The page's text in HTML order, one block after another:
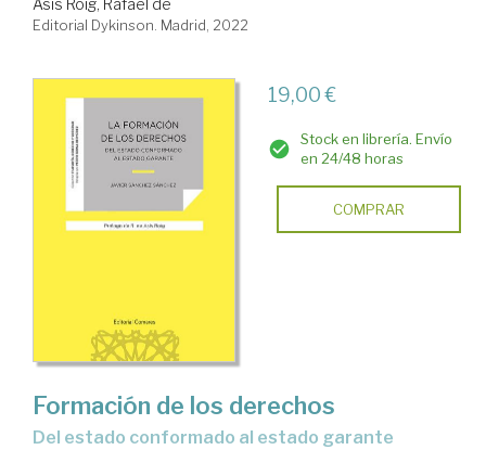
Editorial Dykinson. Madrid, 2022
19,00 €
Stock en librería. Envío
en 24/48 horas
COMPRAR
Formación de los derechos
del estado conformado al estado garante